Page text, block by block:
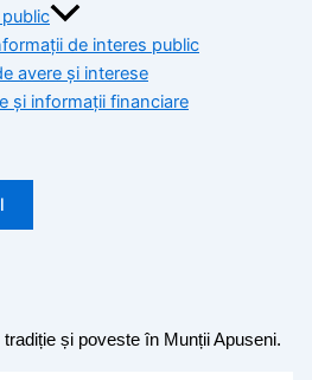
de interes public
avere și interese
și informații financiare
și poveste în Munții Apuseni.